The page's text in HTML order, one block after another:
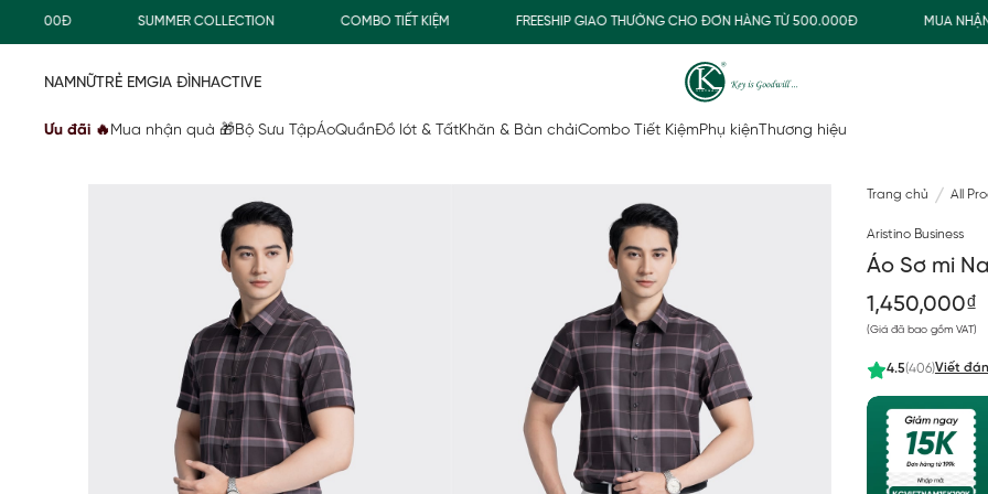
SUMMER COLLECTION COMBO TIẾT KIỆM FREESHIP GIAO THƯỜNG CHO ĐƠN HÀNG TỪ 500.000Đ MUA NHẬN QUÀ
NAMNỮTRẺ EMGIA ĐÌNHACTIVE
Ưu đãi 🔥 Mua nhận quà 🎁Bộ Sưu TậpÁoQuầnĐồ lót & TấtKhăn & Bàn chảiCombo Tiết KiệmPhụ kiện Thương hiệu
Trang chủ All
Aristino Business
Áo Sơ mi
1,450,000₫
(Giá đã bao gồm VAT)
4.5(406)Viết